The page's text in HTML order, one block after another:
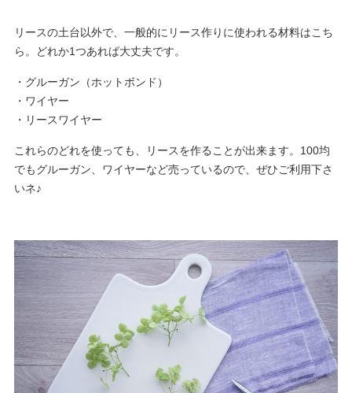
リースの土台以外で、一般的にリース作りに使われる材料はこち
ら。どれか1つあれば大丈夫です。
・グルーガン（ホットボンド）
・ワイヤー
・リースワイヤー
これらのどれを使っても、リースを作ることが出来ます。100均
でもグルーガン、ワイヤーなど売っているので、ぜひご利用下さ
いネ♪